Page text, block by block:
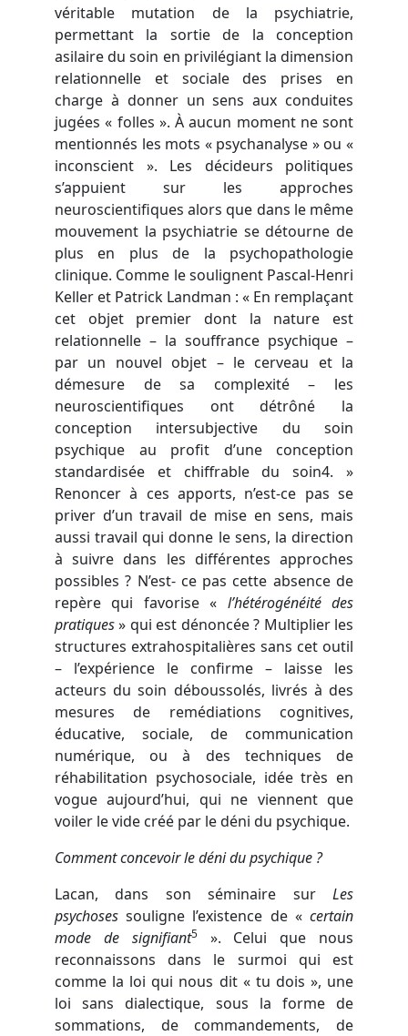
véritable mutation de la psychiatrie,
permettant la sortie de la conception
asilaire du soin en privilégiant la dimension
relationnelle et sociale des prises en
charge à donner un sens aux conduites
jugées « folles ». À aucun moment ne sont
mentionnés les mots « psychanalyse » ou «
inconscient ». Les décideurs politiques
s’appuient sur les approches
neuroscientifiques alors que dans le même
mouvement la psychiatrie se détourne de
plus en plus de la psychopathologie
clinique. Comme le soulignent Pascal-Henri
Keller et Patrick Landman : « En remplaçant
cet objet premier dont la nature est
relationnelle – la souffrance psychique –
par un nouvel objet – le cerveau et la
démesure de sa complexité – les
neuroscientifiques ont détrôné la
conception intersubjective du soin
psychique au profit d’une conception
standardisée et chiffrable du soin4. »
Renoncer à ces apports, n’est-ce pas se
priver d’un travail de mise en sens, mais
aussi travail qui donne le sens, la direction
à suivre dans les différentes approches
possibles ? N’est- ce pas cette absence de
repère qui favorise « l’hétérogénéité des
pratiques» qui est dénoncée ? Multiplier les
structures extrahospitalières sans cet outil
– l’expérience le confirme – laisse les
acteurs du soin déboussolés, livrés à des
mesures de remédiations cognitives,
éducative, sociale, de communication
numérique, ou à des techniques de
réhabilitation psychosociale, idée très en
vogue aujourd’hui, qui ne viennent que
voiler le vide créé par le déni du psychique.
Comment concevoir le déni du psychique ?
Lacan, dans son séminaire sur Les
psychosessouligne l’existence de «certain
mode de signifiant5». Celui que nous
reconnaissons dans le surmoi qui est
comme la loi qui nous dit « tu dois », une
loi sans dialectique, sous la forme de
sommations, de commandements, de